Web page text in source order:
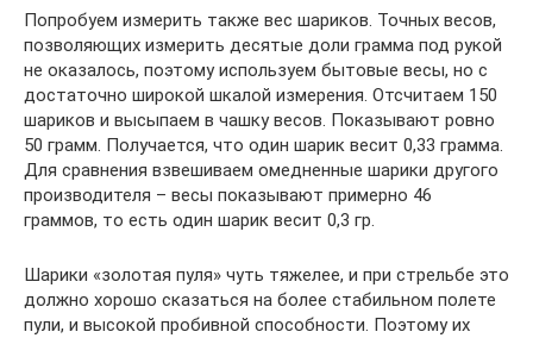
Попробуем измерить также вес шариков. Точных весов,
позволяющих измерить десятые доли грамма под рукой
не оказалось, поэтому используем бытовые весы, но с
достаточно широкой шкалой измерения. Отсчитаем 150
шариков и высыпаем в чашку весов. Показывают ровно
50 грамм. Получается, что один шарик весит 0,33 грамма.
Для сравнения взвешиваем омедненные шарики другого
производителя – весы показывают примерно 46
граммов, то есть один шарик весит 0,3 гр.
Шарики «золотая пуля» чуть тяжелее, и при стрельбе это
должно хорошо сказаться на более стабильном полете
пули, и высокой пробивной способности. Поэтому их